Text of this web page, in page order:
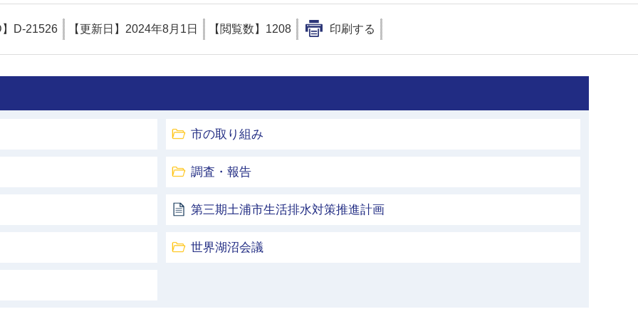
D-21526 【更新日】 2024年8月1日 【閲覧数】 1208 印刷する
市の取り組み
調査・報告
第三期土浦市生活排水対策推進計画
世界湖沼会議